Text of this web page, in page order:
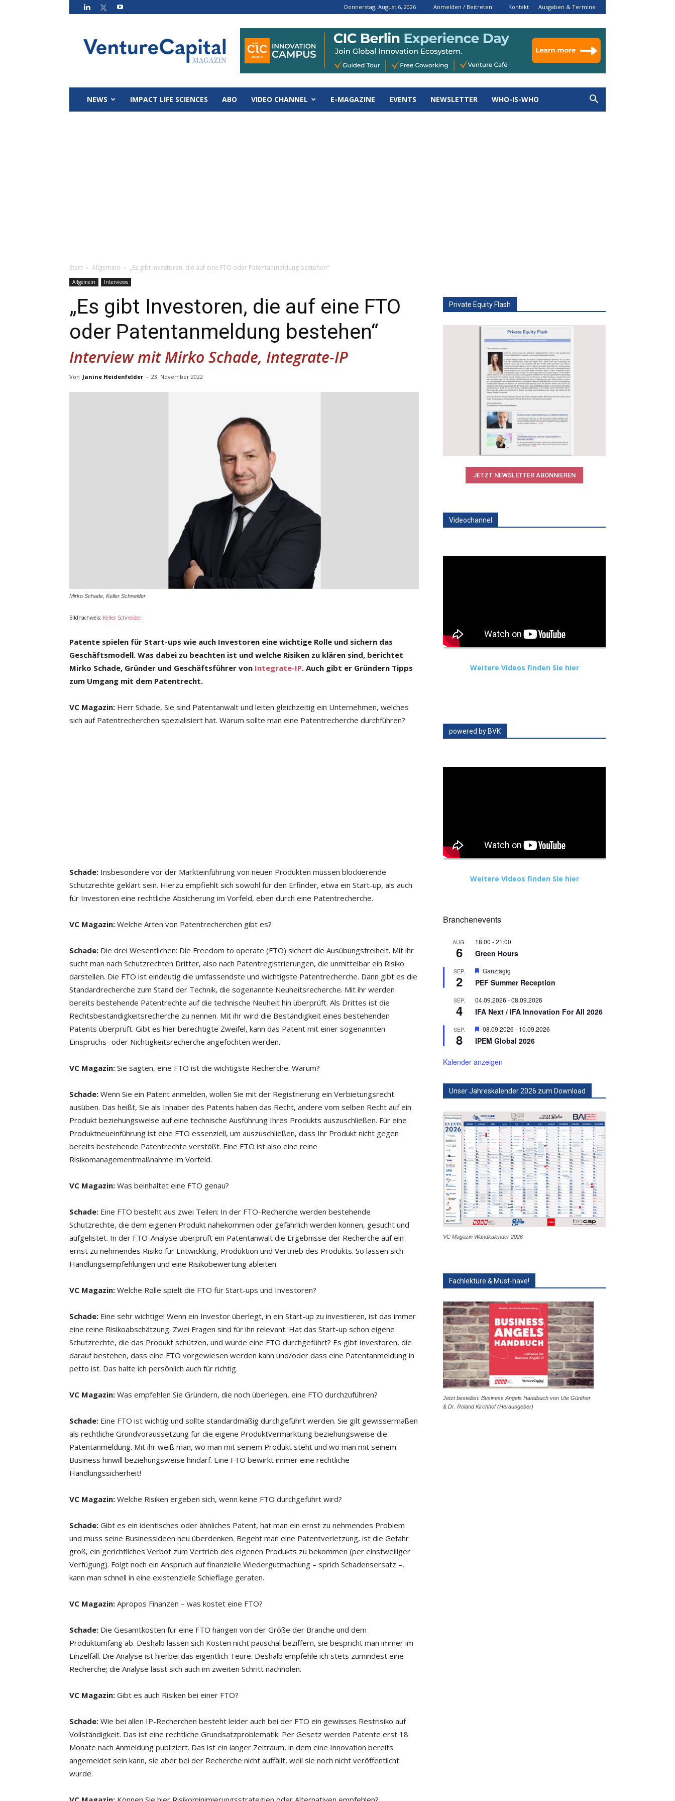
Donnerstag, August 6, 2026 Anmelden / Beitreten Kontakt Ausgaben & Termine
Magazin
NEWS IMPACT LIFE SCIENCES ABO VIDEO CHANNEL E-MAGAZINE EVENTS NEWSLETTER WHO-IS-WHO
Start Allgemein „Es gibt Investoren, die auf eine FTO oder Patentanmeldung bestehen“
Allgemein Interviews
„Es gibt Investoren, die auf eine FTO
oder Patentanmeldung bestehen“
Interview mit Mirko Schade, Integrate-IP
Von Janine Heidenfelder - 23. November 2022
Mirko Schade, Keller Schneider
Bildnachweis: Keller Schneider.
Patente spielen für Start-ups wie auch Investoren eine wichtige Rolle und sichern das
Geschäftsmodell. Was dabei zu beachten ist und welche Risiken zu klären sind, berichtet
Mirko Schade, Gründer und Geschäftsführer von Integrate-IP. Auch gibt er Gründern Tipps
zum Umgang mit dem Patentrecht.
VC Magazin: Herr Schade, Sie sind Patentanwalt und leiten gleichzeitig ein Unternehmen, welches
sich auf Patentrecherchen spezialisiert hat. Warum sollte man eine Patentrecherche durchführen?
Schade: Insbesondere vor der Markteinführung von neuen Produkten müssen blockierende
Schutzrechte geklärt sein. Hierzu empfiehlt sich sowohl für den Erfinder, etwa ein Start-up, als auch
für Investoren eine rechtliche Absicherung im Vorfeld, eben durch eine Patentrecherche.
VC Magazin: Welche Arten von Patentrecherchen gibt es?
Schade: Die drei Wesentlichen: Die Freedom to operate (FTO) sichert die Ausübungsfreiheit. Mit ihr
sucht man nach Schutzrechten Dritter, also nach Patentregistrierungen, die unmittelbar ein Risiko
darstellen. Die FTO ist eindeutig die umfassendste und wichtigste Patentrecherche. Dann gibt es die
Standardrecherche zum Stand der Technik, die sogenannte Neuheitsrecherche. Mit ihr werden
bereits bestehende Patentrechte auf die technische Neuheit hin überprüft. Als Drittes ist die
Rechtsbeständigkeitsrecherche zu nennen. Mit ihr wird die Beständigkeit eines bestehenden
Patents überprüft. Gibt es hier berechtigte Zweifel, kann das Patent mit einer sogenannten
Einspruchs- oder Nichtigkeitsrecherche angefochten werden.
VC Magazin: Sie sagten, eine FTO ist die wichtigste Recherche. Warum?
Schade: Wenn Sie ein Patent anmelden, wollen Sie mit der Registrierung ein Verbietungsrecht
ausüben. Das heißt, Sie als Inhaber des Patents haben das Recht, andere vom selben Recht auf ein
Produkt beziehungsweise auf eine technische Ausführung Ihres Produkts auszuschließen. Für eine
Produktneueinführung ist eine FTO essenziell, um auszuschließen, dass Ihr Produkt nicht gegen
bereits bestehende Patentrechte verstößt. Eine FTO ist also eine reine
Risikomanagementmaßnahme im Vorfeld.
VC Magazin: Was beinhaltet eine FTO genau?
Schade: Eine FTO besteht aus zwei Teilen: In der FTO-Recherche werden bestehende
Schutzrechte, die dem eigenen Produkt nahekommen oder gefährlich werden können, gesucht und
aufgelistet. In der FTO-Analyse überprüft ein Patentanwalt die Ergebnisse der Recherche auf ein
ernst zu nehmendes Risiko für Entwicklung, Produktion und Vertrieb des Produkts. So lassen sich
Handlungsempfehlungen und eine Risikobewertung ableiten.
VC Magazin: Welche Rolle spielt die FTO für Start-ups und Investoren?
Schade: Eine sehr wichtige! Wenn ein Investor überlegt, in ein Start-up zu investieren, ist das immer
eine reine Risikoabschätzung. Zwei Fragen sind für ihn relevant: Hat das Start-up schon eigene
Schutzrechte, die das Produkt schützen, und wurde eine FTO durchgeführt? Es gibt Investoren, die
darauf bestehen, dass eine FTO vorgewiesen werden kann und/oder dass eine Patentanmeldung in
petto ist. Das halte ich persönlich auch für richtig.
VC Magazin: Was empfehlen Sie Gründern, die noch überlegen, eine FTO durchzuführen?
Schade: Eine FTO ist wichtig und sollte standardmäßig durchgeführt werden. Sie gilt gewissermaßen
als rechtliche Grundvoraussetzung für die eigene Produktvermarktung beziehungsweise die
Patentanmeldung. Mit ihr weiß man, wo man mit seinem Produkt steht und wo man mit seinem
Business hinwill beziehungsweise hindarf. Eine FTO bewirkt immer eine rechtliche
Handlungssicherheit!
VC Magazin: Welche Risiken ergeben sich, wenn keine FTO durchgeführt wird?
Schade: Gibt es ein identisches oder ähnliches Patent, hat man ein ernst zu nehmendes Problem
und muss seine Businessideen neu überdenken. Begeht man eine Patentverletzung, ist die Gefahr
groß, ein gerichtliches Verbot zum Vertrieb des eigenen Produkts zu bekommen (per einstweiliger
Verfügung). Folgt noch ein Anspruch auf finanzielle Wiedergutmachung – sprich Schadensersatz –,
kann man schnell in eine existenzielle Schieflage geraten.
VC Magazin: Apropos Finanzen – was kostet eine FTO?
Schade: Die Gesamtkosten für eine FTO hängen von der Größe der Branche und dem
Produktumfang ab. Deshalb lassen sich Kosten nicht pauschal beziffern, sie bespricht man immer im
Einzelfall. Die Analyse ist hierbei das eigentlich Teure. Deshalb empfehle ich stets zumindest eine
Recherche; die Analyse lässt sich auch im zweiten Schritt nachholen.
VC Magazin: Gibt es auch Risiken bei einer FTO?
Schade: Wie bei allen IP-Recherchen besteht leider auch bei der FTO ein gewisses Restrisiko auf
Vollständigkeit. Das ist eine rechtliche Grundsatzproblematik: Per Gesetz werden Patente erst 18
Monate nach Anmeldung publiziert. Das ist ein langer Zeitraum, in dem eine Innovation bereits
angemeldet sein kann, sie aber bei der Recherche nicht auffällt, weil sie noch nicht veröffentlicht
wurde.
Private Equity Flash
JETZT NEWSLETTER ABONNIEREN
Videochannel
Weitere Videos finden Sie hier
powered by BVK
Weitere Videos finden Sie hier
Branchenevents
AUG.
6
18:00 -21:00
Green Hours
SEP.
2
Hervorgehoben
Ganztägig
PEF Summer Reception
SEP.
4
04.09.2026 -08.09.2026
IFA Next / IFA Innovation For All 2026
SEP.
8
Hervorgehoben
08.09.2026 - 10.09.2026
IPEM Global 2026
Kalender anzeigen
Unser Jahreskalender 2026 zum Download
VC Magazin Wandkalender 2026
Fachlektüre & Must-have!
Jetzt bestellen: Business Angels Handbuch von Ute Günther
& Dr. Roland Kirchhof (Herausgeber)